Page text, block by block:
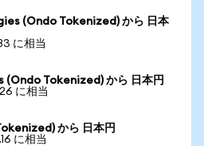
(Ondo Tokenized) から 日本
に相当
(Ondo Tokenized) から 日本円
に相当
から 日本円
に相当